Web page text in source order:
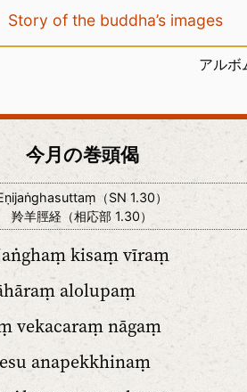
of the buddha’s images
アルボ
今月の巻頭偈
（SN 1.30）
羚羊脛経（相応部 1.30）
kisaṃ vīraṃ
alolupaṃ
vekacaraṃ nāgaṃ
anapekkhinaṃ